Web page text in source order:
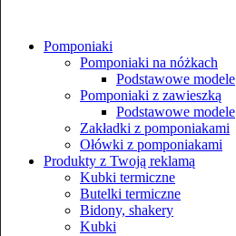
Pomponiaki
Pomponiaki na nóżkach
Podstawowe modele
Pomponiaki z zawieszką
Podstawowe modele
Zakładki z pomponiakami
Ołówki z pomponiakami
Produkty z Twoją reklamą
Kubki termiczne
Butelki termiczne
Bidony, shakery
Kubki
▼
▼
▼
▼